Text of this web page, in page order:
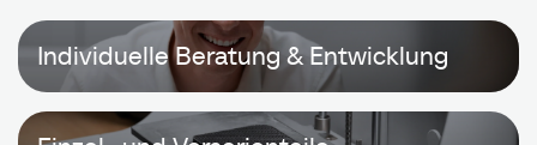
Individuelle Beratung & Entwicklung